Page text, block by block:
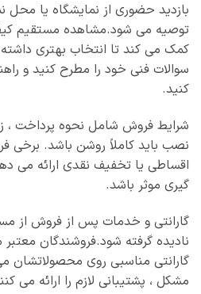
بازدید حضوری از نمایشگاه یا محل
توصیه می‌ شود.مشاهده مستقیم
کمک می‌ کند تا انتخاب بهتری داشته
سوالات فنی خود را مطرح کنید و
کنید.
شرایط فروش شامل نحوه پرداخت ،
نصب باید کاملاً روشن باشد. برخی
اقساطی یا تخفیف نقدی ارائه می‌
گیری موثر باشد.
گارانتی و خدمات پس از فروش از
نادیده گرفته شود.فروشندگان معتبر
گارانتی مناسبی روی محصولاتشان
مشکل ، پشتیبانی لازم را ارائه می‌ کنند.